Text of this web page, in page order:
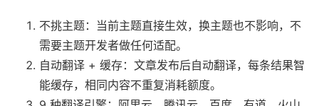
不挑主题：当前主题直接生效，换主题也不影响，不
需要主题开发者做任何适配。
自动翻译 + 缓存：文章发布后自动翻译，每条结果智
能缓存，相同内容不重复消耗额度。